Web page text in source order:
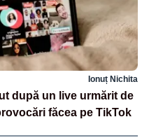
Ionuț Nichita
după un live urmărit de
făcea pe TikTok